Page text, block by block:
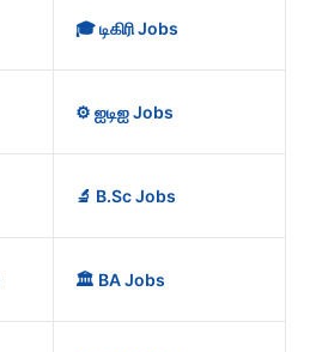
🎓 டிகிரி Jobs
⚙️ ஐடிஐ Jobs
🔬 B.Sc Jobs
🏛️ BA Jobs